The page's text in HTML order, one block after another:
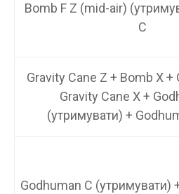
Bomb F Z (mid-air)
C
Gravity Cane Z + Bomb X +
Gravity Cane X +
(утримувати) +
Godhuman C (утримувати)